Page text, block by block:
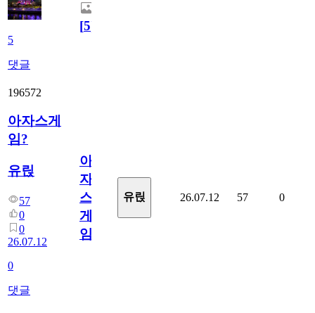
5
댓글
[5]
196572
아자스게
임?
유릱
57
0
0
26.07.12
0
댓글
아
자
스
게
임?
유릱 26.07.12 57 0